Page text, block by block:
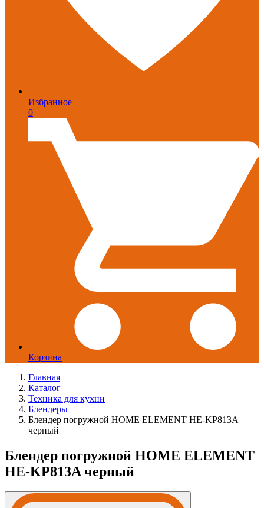
Избранное
0
Корзина
Главная
Каталог
Техника для кухни
Блендеры
Блендер погружной HOME ELEMENT HE-KP813A
черный
Блендер погружной HOME ELEMENT
HE-KP813A черный